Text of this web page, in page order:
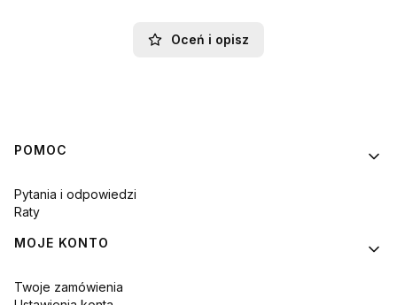
Oceń i opisz
Linki w stopce
POMOC
Pytania i odpowiedzi
Raty
MOJE KONTO
Twoje zamówienia